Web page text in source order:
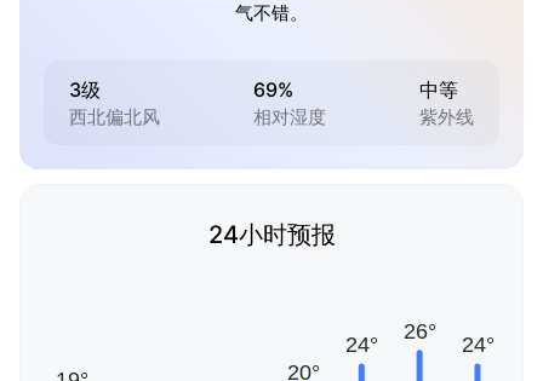
气不错。
3级
西北偏北风
69%
相对湿度
中等
紫外线
24小时预报